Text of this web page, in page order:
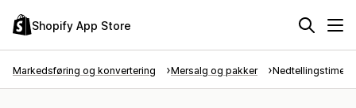
Shopify App Store
Markedsføring og konvertering Mersalg og pakker Nedtellingstimer